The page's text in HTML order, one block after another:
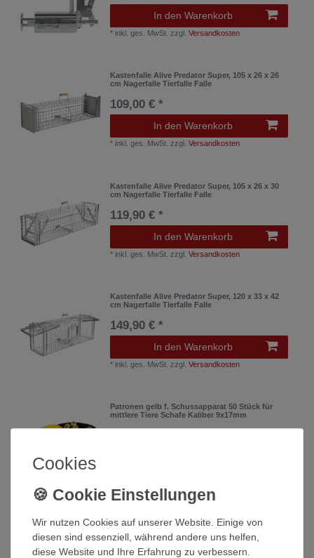
In den Warenkorb
* inkl. ges. MwSt. zzgl.Versandkosten
Kastenfalle Alive Predator Super, 105 x 26 x 26
cm Nagerfalle Tierfalle Falle
109,00 € *
In den Warenkorb
* inkl. ges. MwSt. zzgl.Versandkosten
Kastenfalle Alive Predator Super, 105 x 26 x 30
cm Nagerfalle Tierfalle Falle
119,90 € *
In den Warenkorb
* inkl. ges. MwSt. zzgl.Versandkosten
Kastenfalle Alive Predator Super, 120 x 33 x 42
cm Nagerfalle Tierfalle Falle
149,90 € *
In den Warenkorb
* inkl. ges. MwSt. zzgl.Versandkosten
Patronen gelb f. Schussapparat 50 Stück für
mittlere Tiere Schafe Kaliber 9x17mm
UltraStop Ungezieferschreck, mit Netzadapter
Ultraschall Schadnagerbekämpfung
26,99 € *
Cookies
Wir nutzen Cookies auf unserer Website. Einige von
diesen sind essenziell, während andere uns helfen,
diese Website und Ihre Erfahrung zu verbessern.